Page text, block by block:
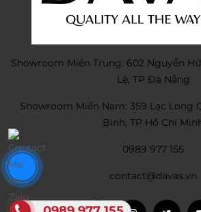
Showroom Miền Trung: 602 Nguyễn
Lệ, TP Đà Nẵng
Showroom Miền Nam: 359 Lạc Long
Bình, TP Hồ Chí
0989 977 155
contact@davas.vn